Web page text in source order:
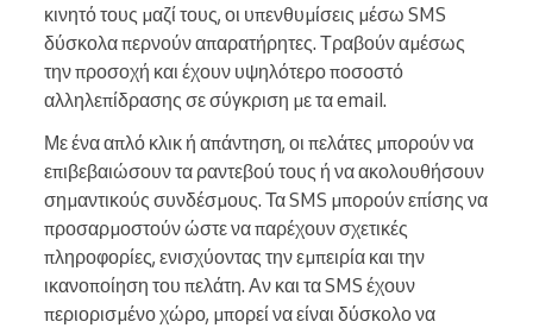
κινητό τους μαζί τους, οι υπενθυμίσεις μέσω SMS
δύσκολα περνούν απαρατήρητες. Τραβούν αμέσως
την προσοχή και έχουν υψηλότερο ποσοστό
αλληλεπίδρασης σε σύγκριση με τα email.
Με ένα απλό κλικ ή απάντηση, οι πελάτες μπορούν να
επιβεβαιώσουν τα ραντεβού τους ή να ακολουθήσουν
σημαντικούς συνδέσμους. Τα SMS μπορούν επίσης να
προσαρμοστούν ώστε να παρέχουν σχετικές
πληροφορίες, ενισχύοντας την εμπειρία και την
ικανοποίηση του πελάτη. Αν και τα SMS έχουν
περιορισμένο χώρο, μπορεί να είναι δύσκολο να